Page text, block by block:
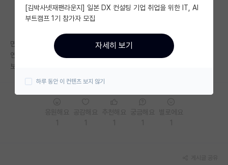
미국 유학 게시판
미국 대학원 합격 후기 게시판
대학원생 모집 게시판
연구실(PI) 홍보 게시판
면담 때는 창업 관련된 얘기는 하나도 없으셨고
연구 주제도 맘에 들어서 합격했는데
보니까 창업 하셨다고 나와서요 ㅜ
[김박사넷재팬라운지] 일본 DX 컨설팅 기업 취업을 위한 IT, AI
부트캠프 1기 참가자 모집
자세히 보기
하루 동안 이 컨텐츠 보지 않기